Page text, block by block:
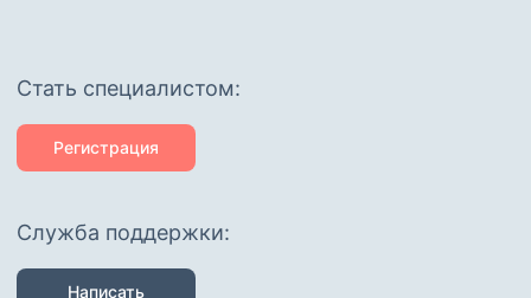
Cтать специалистом:
Регистрация
Служба поддержки:
Написать